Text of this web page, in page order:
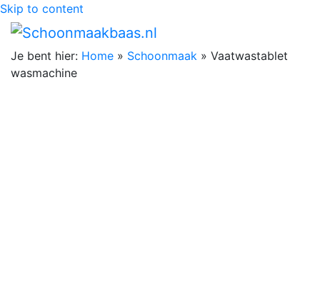
Skip to content
Je bent hier: Home » Schoonmaak » Vaatwastablet
wasmachine